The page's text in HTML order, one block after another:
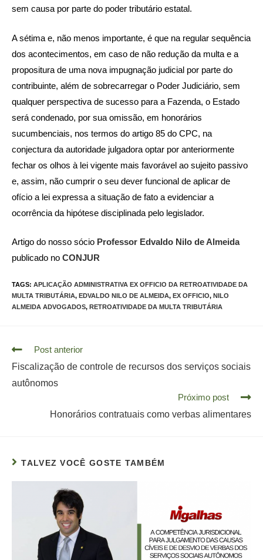
sem causa por parte do poder tributário estatal.
A sétima e, não menos importante, é que na regular sequência
dos acontecimentos, em caso de não redução da multa e a
propositura de uma nova impugnação judicial por parte do
contribuinte, além de sobrecarregar o Poder Judiciário, sem
qualquer perspectiva de sucesso para a Fazenda, o Estado
será condenado, por sua omissão, em honorários
sucumbenciais, nos termos do artigo 85 do CPC, na
conjectura da autoridade julgadora optar por anteriormente
fechar os olhos à lei vigente mais favorável ao sujeito passivo
e, assim, não cumprir o seu dever funcional de aplicar de
ofício a lei expressa a situação de fato a evidenciar a
ocorrência da hipótese disciplinada pelo legislador.
Artigo do nosso sócio Professor Edvaldo Nilo de Almeida
publicado no CONJUR
TAGS: APLICAÇÃO ADMINISTRATIVA EX OFFICIO DA RETROATIVIDADE DA
MULTA TRIBUTÁRIA, EDVALDO NILO DE ALMEIDA, EX OFFICIO, NILO
ALMEIDA ADVOGADOS, RETROATIVIDADE DA MULTA TRIBUTÁRIA
Read
articles
Post anterior
Fiscalização de controle de recursos dos serviços sociais
autônomos
Próximo post
Honorários contratuais como verbas alimentares
TALVEZ VOCÊ GOSTE TAMBÉM